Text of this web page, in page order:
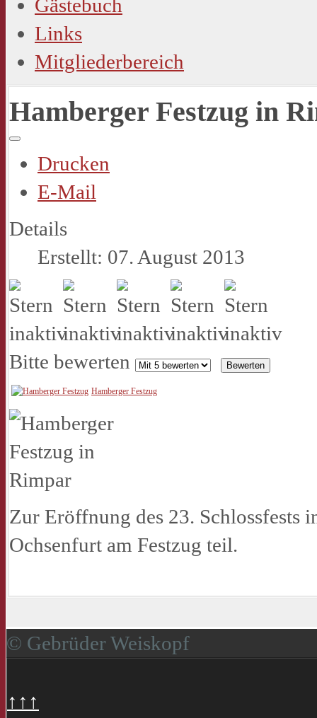
Gästebuch
Links
Mitgliederbereich
Hamberger Festzug in
Drucken
E-Mail
Details
Erstellt: 07. August 2013
Bitte bewerten
Hamberger Festzug
Zur Eröffnung des 23. Schlossfests
Ochsenfurt am Festzug teil.
© Gebrüder Weiskopf
↑↑↑